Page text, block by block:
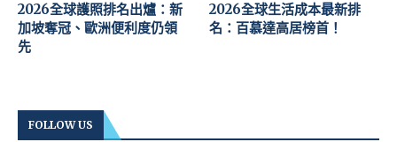
2026全球護照排名出爐：新
加坡奪冠、歐洲便利度仍領
先
2026全球生活成本最新排
名：百慕達高居榜首！
FOLLOW US